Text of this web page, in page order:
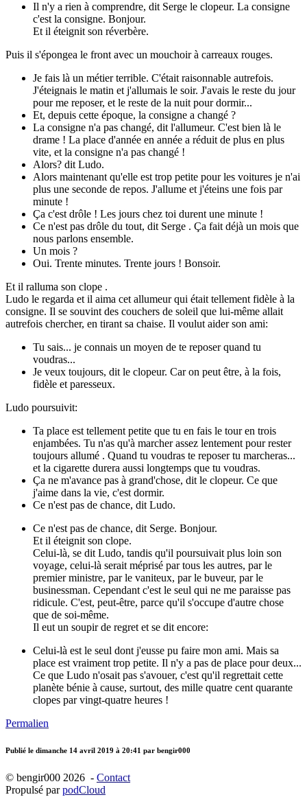
Il n'y a rien à comprendre, dit Serge le clopeur. La consigne
c'est la consigne. Bonjour.
Et il éteignit son réverbère.
Puis il s'épongea le front avec un mouchoir à carreaux rouges.
Je fais là un métier terrible. C'était raisonnable autrefois.
J'éteignais le matin et j'allumais le soir. J'avais le reste du jour
pour me reposer, et le reste de la nuit pour dormir...
Et, depuis cette époque, la consigne a changé ?
La consigne n'a pas changé, dit l'allumeur. C'est bien là le
drame ! La place d'année en année a réduit de plus en plus
vite, et la consigne n'a pas changé !
Alors? dit Ludo.
Alors maintenant qu'elle est trop petite pour les voitures je n'ai
plus une seconde de repos. J'allume et j'éteins une fois par
minute !
Ça c'est drôle ! Les jours chez toi durent une minute !
Ce n'est pas drôle du tout, dit Serge . Ça fait déjà un mois que
nous parlons ensemble.
Un mois ?
Oui. Trente minutes. Trente jours ! Bonsoir.
Et il ralluma son clope .
Ludo le regarda et il aima cet allumeur qui était tellement fidèle à la
consigne. Il se souvint des couchers de soleil que lui-même allait
autrefois chercher, en tirant sa chaise. Il voulut aider son ami:
Tu sais... je connais un moyen de te reposer quand tu
voudras...
Je veux toujours, dit le clopeur. Car on peut être, à la fois,
fidèle et paresseux.
Ludo poursuivit:
Ta place est tellement petite que tu en fais le tour en trois
enjambées. Tu n'as qu'à marcher assez lentement pour rester
toujours allumé . Quand tu voudras te reposer tu marcheras...
et la cigarette durera aussi longtemps que tu voudras.
Ça ne m'avance pas à grand'chose, dit le clopeur. Ce que
j'aime dans la vie, c'est dormir.
Ce n'est pas de chance, dit Ludo.
Ce n'est pas de chance, dit Serge. Bonjour.
Et il éteignit son clope.
Celui-là, se dit Ludo, tandis qu'il poursuivait plus loin son
voyage, celui-là serait méprisé par tous les autres, par le
premier ministre, par le vaniteux, par le buveur, par le
businessman. Cependant c'est le seul qui ne me paraisse pas
ridicule. C'est, peut-être, parce qu'il s'occupe d'autre chose
que de soi-même.
Il eut un soupir de regret et se dit encore:
Celui-là est le seul dont j'eusse pu faire mon ami. Mais sa
place est vraiment trop petite. Il n'y a pas de place pour deux...
Ce que Ludo n'osait pas s'avouer, c'est qu'il regrettait cette
planète bénie à cause, surtout, des mille quatre cent quarante
clopes par vingt-quatre heures !
Permalien
Publié le dimanche 14 avril 2019 à 20:41 par bengir000
© bengir000 2026 - Contact
Propulsé parpodCloud